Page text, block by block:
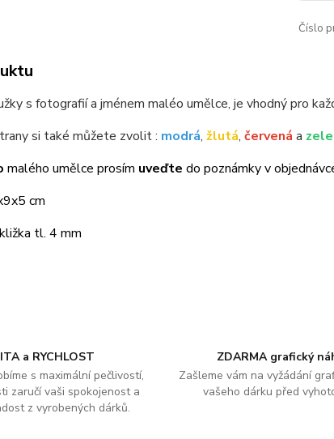
Číslo
a RYCHLOST
s maximální pečlivostí,
zaručí vaši spokojenost a
z vyrobených dárků.
ZDARMA grafický
Zašleme vám na vyžádání
vašeho dárku před
s fotografií a jménem maléo umělce, je vhodný pro
si také můžete zvolit : modrá, žlutá, červená a
malého umělce prosím uveďte do poznámky v
cm
tl. 4 mm